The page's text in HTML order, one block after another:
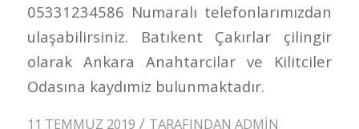
05331234586 Numaralı telefonlarımızdan
ulaşabilirsiniz. Batıkent Çakırlar çilingir
olarak Ankara Anahtarcilar ve Kilitciler
Odasına kaydımiz bulunmaktadır.
11 TEMMUZ 2019 / TARAFINDAN ADMIN